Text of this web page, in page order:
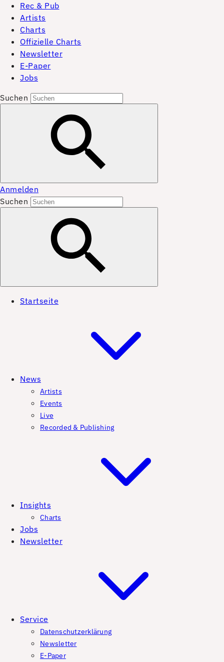
Rec & Pub
Artists
Charts
Offizielle Charts
Newsletter
E-Paper
Jobs
Suchen
Anmelden
Suchen
Startseite
News
Artists
Events
Live
Recorded & Publishing
Insights
Charts
Jobs
Newsletter
Service
Datenschutzerklärung
Newsletter
E-Paper